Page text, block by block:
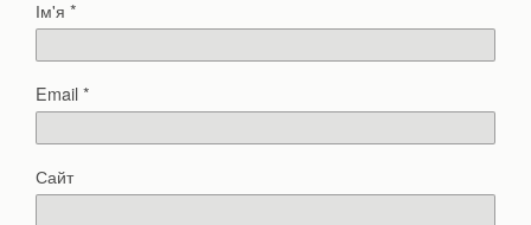
Ім'я *
Email*
Сайт